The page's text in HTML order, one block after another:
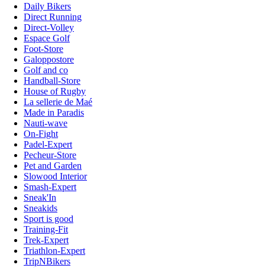
Daily Bikers
Direct Running
Direct-Volley
Espace Golf
Foot-Store
Galoppostore
Golf and co
Handball-Store
House of Rugby
La sellerie de Maé
Made in Paradis
Nauti-wave
On-Fight
Padel-Expert
Pecheur-Store
Pet and Garden
Slowood Interior
Smash-Expert
Sneak'In
Sneakids
Sport is good
Training-Fit
Trek-Expert
Triathlon-Expert
TripNBikers